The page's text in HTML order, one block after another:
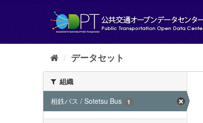
し
データセット
組織
相鉄バス / Sotetsu Bus
1